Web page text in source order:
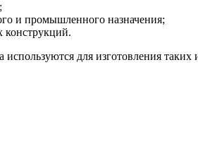
и промышленного назначения;
конструкций.
для изготовления таких